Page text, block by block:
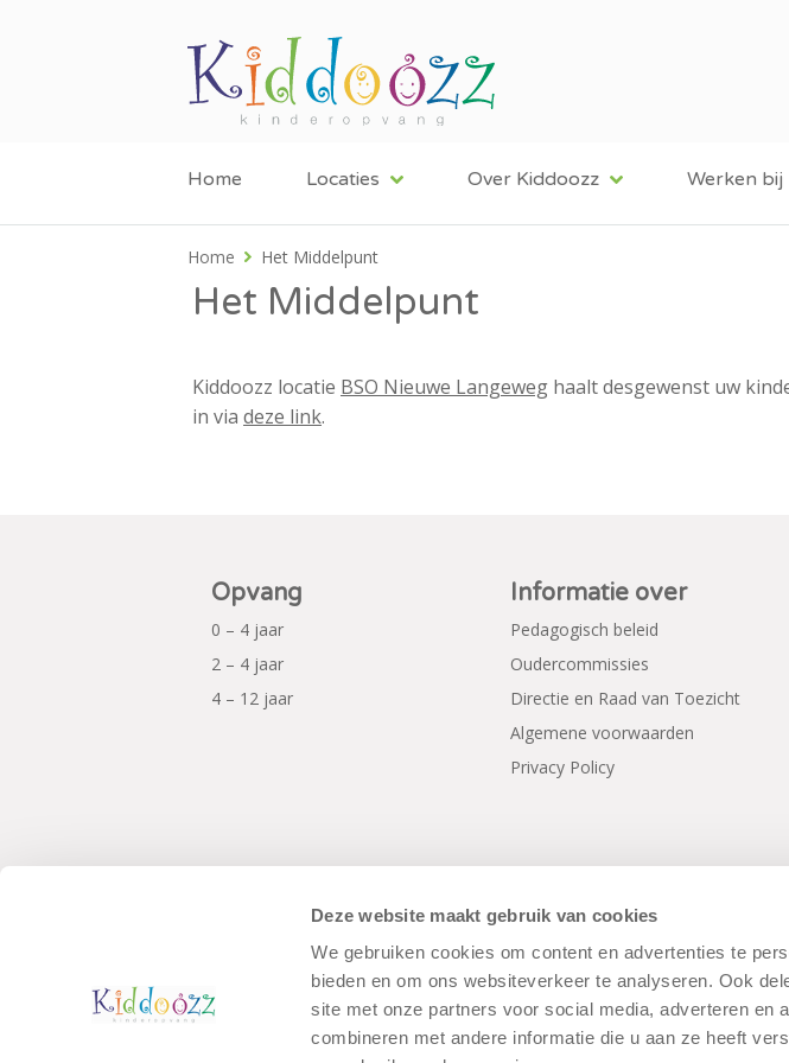
Deze website maakt gebruik van cookies
We gebruiken cookies om content en advertenties te
bieden en om ons websiteverkeer te analyseren. Ook
site met onze partners voor social media, adverteren en
combineren met andere informatie die u aan ze heeft
Home Locaties Over Kiddoozz Werken bij
Home Het Middelpunt
Het Middelpunt
Kiddoozz locatie BSO Nieuwe Langeweg haalt desgewenst uw
in via deze link.
Opvang
0 – 4 jaar
2 – 4 jaar
4 – 12 jaar
Informatie over
Pedagogisch beleid
Oudercommissies
Directie en Raad van Toezicht
Algemene voorwaarden
Privacy Policy
© Copyright - Kiddoozz Algemene Voorwaarden |Disclaimer|